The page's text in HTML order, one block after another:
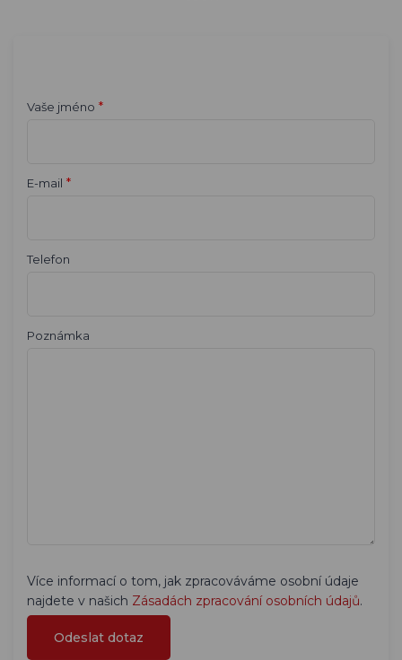
Vaše jméno *
E-mail *
Telefon
Poznámka
Více informací o tom, jak zpracováváme osobní údaje
najdete v našich Zásadách zpracování osobních údajů.